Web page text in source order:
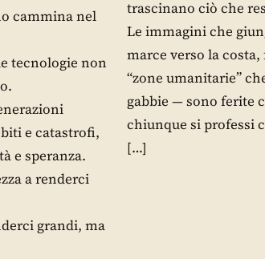
cammina nel
tecnologie non
e catastrofi,
e speranza.
a renderci
grandi, ma
trascinano ciò che
Le immagini che
marce verso la
“zone umanitarie”
gabbie — sono ferite
chiunque si professi
[…]